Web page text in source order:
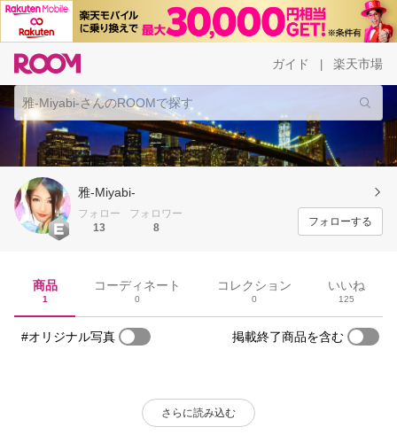
ガイド 楽天市場
雅-Miyabi-
フォロー
13
フォロワー
8
フォローする
商品
1
コーディネート
0
コレクション
0
いいね
125
#オリジナル写真 掲載終了商品を含む
さらに読み込む